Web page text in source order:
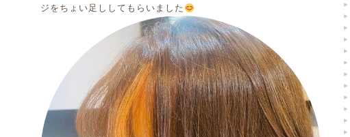
ジをちょい足ししてもらいました